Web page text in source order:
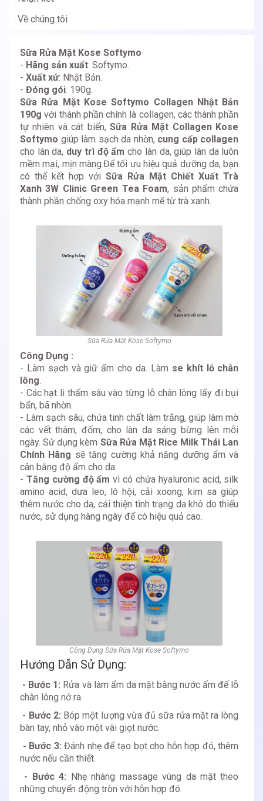
Về chúng tôi
Sữa Rửa Mặt Kose Softymo
- Hãng sản xuất: Softymo.
- Xuất xứ: Nhật Bản.
- Đóng gói: 190g.
Sữa Rửa Mặt Kose Softymo Collagen Nhật Bản
190g với thành phần chính là collagen, các thành phần
tự nhiên và cát biển,Sữa Rửa Mặt Collagen Kose
Softymo giúp làm sạch da nhờn, cung cấp collagen
cho làn da, duy trì độ ẩm cho làn da, giúp làn da luôn
mềm mại, mịn màng.Để tối ưu hiệu quả dưỡng da, bạn
có thể kết hợp vớiSữa Rửa Mặt Chiết Xuất Trà
Xanh 3W Clinic Green Tea Foam, sản phẩm chứa
thành phần chống oxy hóa mạnh mẽ từ trà xanh.
Sữa Rửa Mặt Kose Softymo
Công Dụng :
- Làm sạch và giữ ẩm cho da. Làm se khít lỗ chân
lông.
- Các hạt li thấm sâu vào từng lỗ chân lông lấy đi bụi
bẩn, bã nhờn.
- Làm sạch sâu, chứa tinh chất làm trắng, giúp làm mờ
các vết thâm, đốm, cho làn da sáng bừng lên mỗi
ngày. Sử dụng kèm Sữa Rửa Mặt Rice Milk Thái Lan
Chính Hãng sẽ tăng cường khả năng dưỡng ẩm và
cân bằng độ ẩm cho da.
- Tăng cường độ ẩm vì có chứa hyaluronic acid, silk
amino acid, dưa leo, lô hội, cải xoong, kim sa giúp
thêm nước cho da, cải thiện tình trạng da khô do thiếu
nước, sử dụng hàng ngày để có hiệu quả cao.
Công Dụng Sữa Rửa Mặt Kose Softymo
Hướng Dẫn Sử Dụng:
- Bước 1: Rửa và làm ẩm da mặt bằng nước ấm để lỗ
chân lông nở ra.
- Bước 2: Bóp một lượng vừa đủ sữa rửa mặt ra lòng
bàn tay, nhỏ vào một vài giọt nước.
- Bước 3: Đánh nhẹ để tạo bọt cho hỗn hợp đó, thêm
nước nếu cần thiết.
- Bước 4: Nhẹ nhàng massage vùng da mặt theo
những chuyển động tròn với hỗn hợp đó.